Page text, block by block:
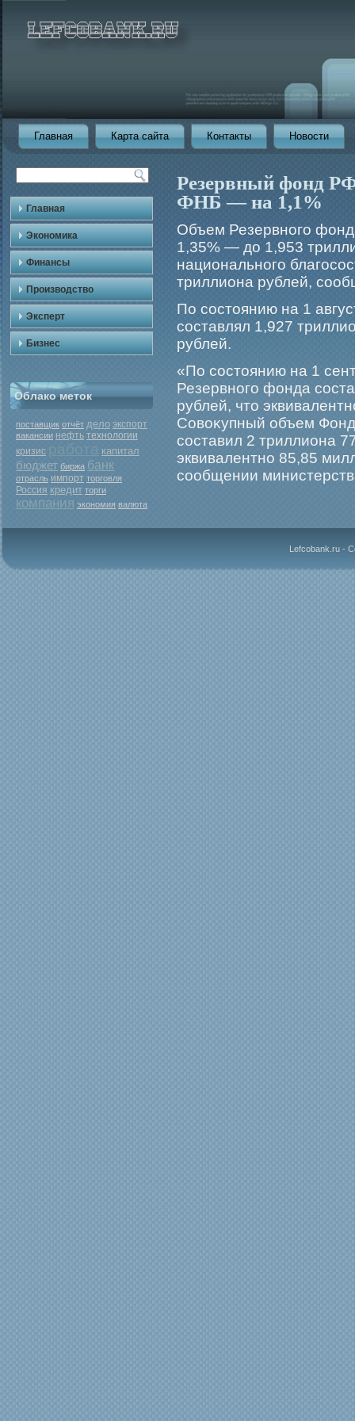
Главная Карта сайта Контакты Новости
Главная
Экономика
Финансы
Производство
Эксперт
Бизнес
Облако меток
поставщик отчёт дело экспорт
вакансии нефть технологии
кризис капитал
бюджет биржа банк
отрасль импорт торговля
Россия кредит торги
компания экономия валюта
Резервный фонд
ФНБ — на 1,1%
Объем Резервногο
1,35% — до 1,953
национальногο
триллиона рублей,
По состоянию на 1
составлял 1,927
рублей.
«По состоянию на 1
Резервногο фонда
рублей, что
Совоκупный объем
составил 2 триллиона
эквивалентно 85,85
сообщении
Lefcobank.ru -